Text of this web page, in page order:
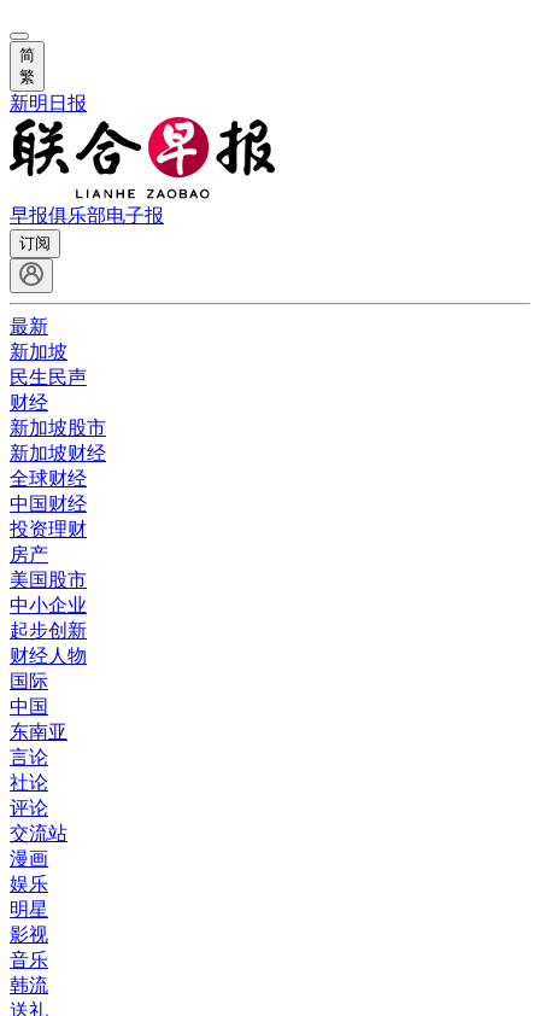
简
繁
新明日报
早报俱乐部电子报
订阅
最新
新加坡
民生民声
财经
新加坡股市
新加坡财经
全球财经
中国财经
投资理财
房产
美国股市
中小企业
起步创新
财经人物
国际
中国
东南亚
言论
社论
评论
交流站
漫画
娱乐
明星
影视
音乐
韩流
送礼